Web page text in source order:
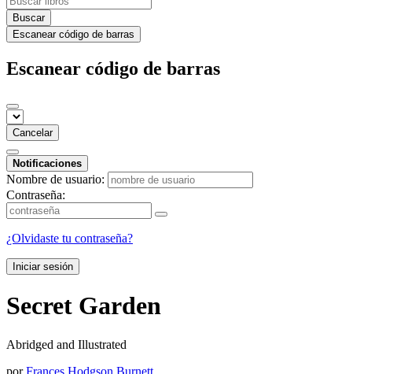
Buscar
Escanear código de barras
Escanear código de barras
Cancelar
Notificaciones
Nombre de usuario:
Contraseña:
¿Olvidaste tu contraseña?
Iniciar sesión
Secret Garden
Abridged and Illustrated
porFrances Hodgson Burnett